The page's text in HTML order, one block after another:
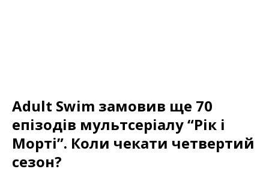
Adult Swim замовив ще 70
епізодів мультсеріалу “Рік і
Морті”. Коли чекати четвертий
сезон?